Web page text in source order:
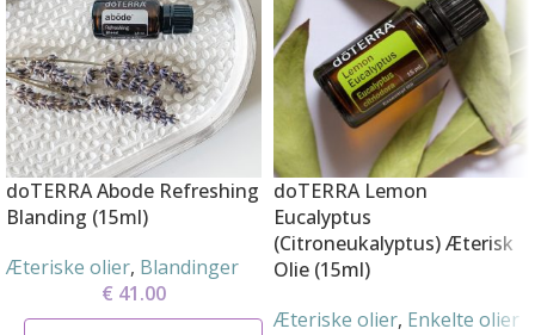
doTERRA Abode Refreshing
Blanding (15ml)
Æteriske olier, Blandinger
€ 41.00
doTERRA Lemon
Eucalyptus
(Citroneukalyptus) Æterisk
Olie (15ml)
Æteriske olier, Enkelte olier